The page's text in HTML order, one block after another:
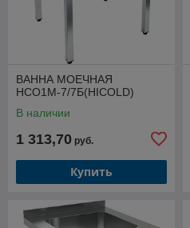
ВАННА МОЕЧНАЯ
НСО1М-7/7Б(HICOLD)
В наличии
1 313,70 руб.
Купить